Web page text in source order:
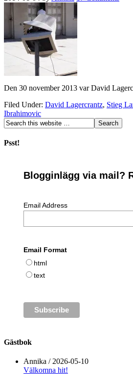
Den 30 november 2013 var David
Filed Under: David Lagercrantz, Stieg
Ibrahimovic
Psst!
Blogginlägg via mail?
Email Address
Email Format
html
text
Gästbok
Annika / 2026-05-10
Välkomna hit!